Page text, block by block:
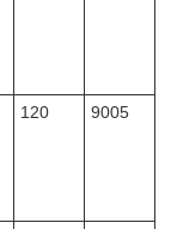
120 9005